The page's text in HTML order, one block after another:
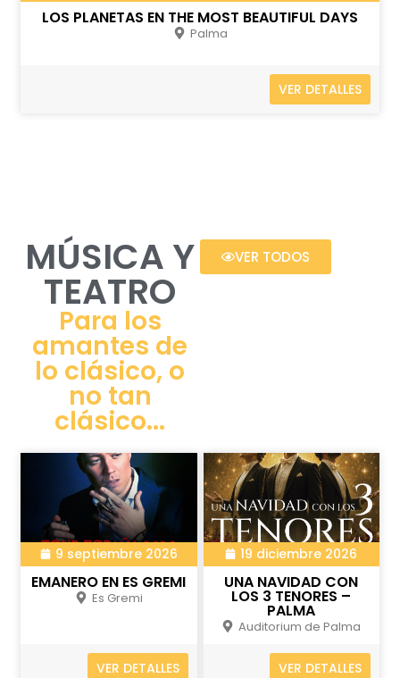
LOS PLANETAS EN THE MOST BEAUTIFUL DAYS
Palma
VER DETALLES
MÚSICA Y
TEATRO
Para los
amantes de
lo clásico, o
no tan
clásico...
VER TODOS
9 septiembre 2026
EMANERO EN ES GREMI
Es Gremi
VER DETALLES
19 diciembre 2026
UNA NAVIDAD CON
LOS 3 TENORES –
PALMA
Auditorium de Palma
VER DETALLES